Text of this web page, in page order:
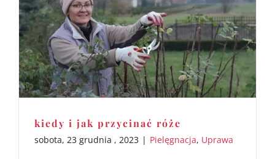
kiedy i jak przycinać róże
sobota, 23 grudnia , 2023 | Pielęgnacja, Uprawa